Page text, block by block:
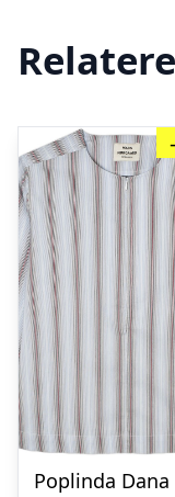
Poplinda